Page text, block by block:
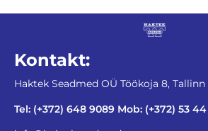
Kontakt:
Haktek Seadmed OÜ Töökoja 8, Tallinn
Tel: (+372) 648 9089 Mob: (+372) 53 44